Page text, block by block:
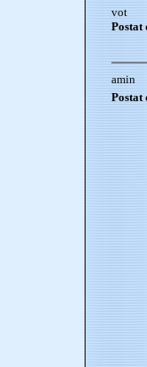
vot
Postat
amin
Postat